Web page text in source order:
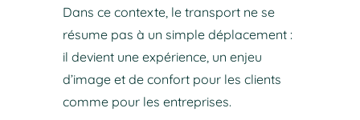
Dans ce contexte, le transport ne se
résume pas à un simple déplacement :
il devient une expérience, un enjeu
d’image et de confort pour les clients
comme pour les entreprises.